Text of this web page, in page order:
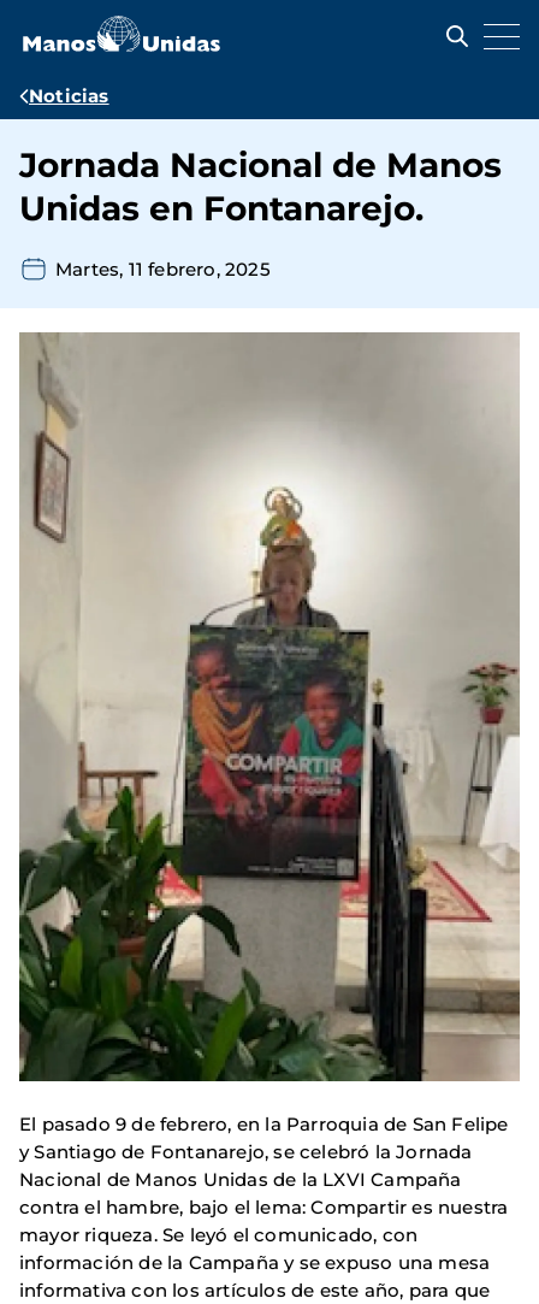
contenido
Ruta
navegación
Noticias
Jornada Nacional de Manos
Unidas en Fontanarejo.
Martes, 11 febrero, 2025
El pasado 9 de febrero, en la Parroquia de San Felipe
y Santiago de Fontanarejo, se celebró la Jornada
Nacional de Manos Unidas de la LXVI Campaña
contra el hambre, bajo el lema: Compartir es nuestra
mayor riqueza. Se leyó el comunicado, con
información de la Campaña y se expuso una mesa
informativa con los artículos de este año, para que